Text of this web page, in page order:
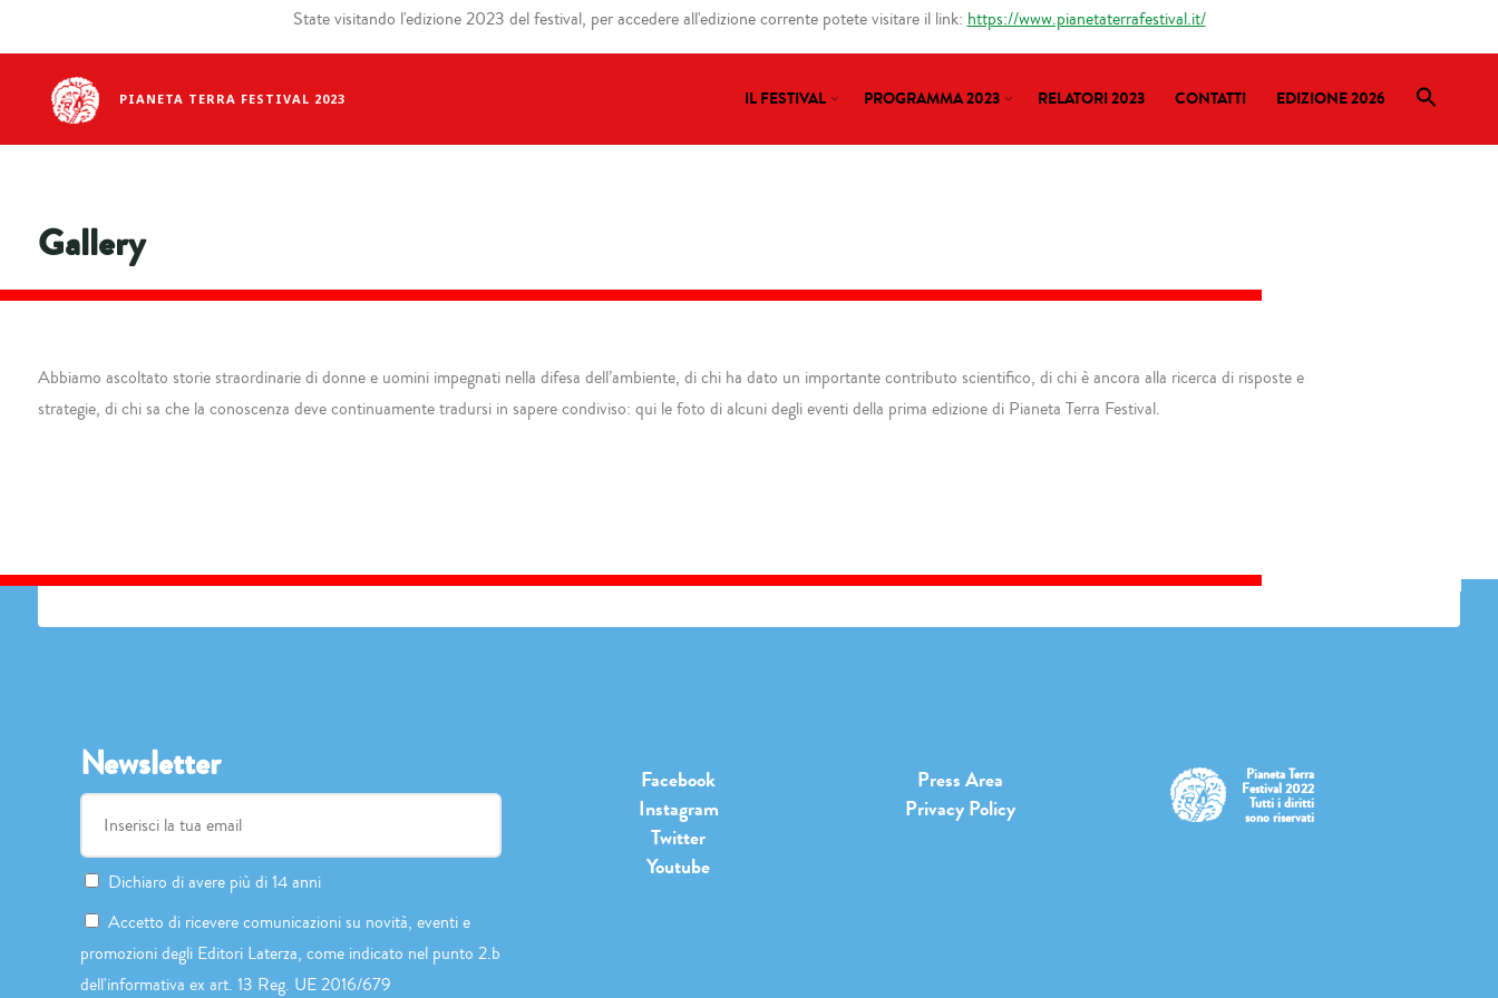
PIANETA TERRA FESTIVAL 2023 IL FESTIVAL PROGRAMMA 2023 RELATORI 2023 CONTATTI EDIZIONE 2026
State visitando l'edizione 2023 del festival, per accedere all'edizione corrente potete visitare il link: https://www.pianetaterrafestival.it/
Gallery
Abbiamo ascoltato storie straordinarie di donne e uomini impegnati nella difesa dell’ambiente, di chi ha dato un importante contributo scientifico, di chi è ancora alla ricerca di risposte e
strategie, di chi sa che la conoscenza deve continuamente tradursi in sapere condiviso: qui le foto di alcuni degli eventi della prima edizione di Pianeta Terra Festival.
Newsletter
Dichiaro di avere più di 14 anni
Accetto di ricevere comunicazioni su novità, eventi e
promozioni degli Editori Laterza, come indicato nel punto 2.b
dell'informativa ex art. 13 Reg. UE 2016/679
Facebook
Instagram
Twitter
Youtube
Press Area
Privacy Policy
Pianeta Terra
Festival 2022
Tutti i diritti
sono riservati